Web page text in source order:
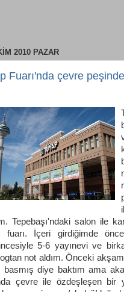
2010 PAZAR
Fuarı'nda çevre peşinde
Tepebaşı'ndaki salon ile
fuarı. İçeri girdiğimde
5-6 yayınevi ve
not aldım. Önceki
basmış diye baktım ama
çevre ile özdeşleşen bir